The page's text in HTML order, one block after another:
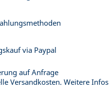
via Paypal
auf Anfrage
Versandkosten. Weitere